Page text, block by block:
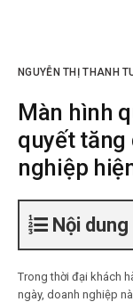
NGUYỄN THỊ THANH
Màn hình
quyết tăng
nghiệp
Nội dung
Trong thời đại khách
ngày, doanh nghiệp